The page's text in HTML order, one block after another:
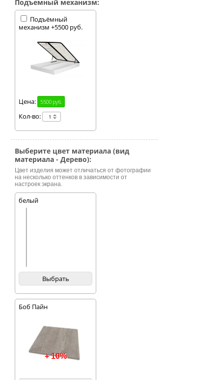
Подъемный механизм:
Подъёмный
механизм +5500 руб.
Цена: 5500 руб.
Кол-во:
Выберите цвет материала (вид
материала - Дерево):
Цвет изделия может отличаться от фотографии
на несколько оттенков в зависимости от
настроек экрана.
белый
Выбрать
Боб Пайн
+ 10%